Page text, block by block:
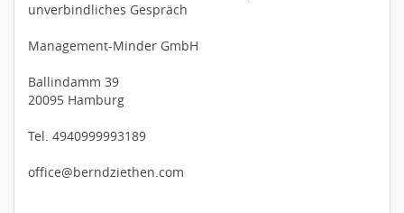
unverbindliches Gespräch
Management-Minder GmbH
Ballindamm 39
20095 Hamburg
Tel. 4940999993189
office@berndziethen.com